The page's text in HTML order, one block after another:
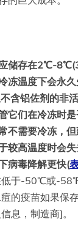
储存在2℃-8℃
冻温度下会永
含铝佐剂的非
它们在冷冻时
不需要冷冻，
较高温度时会
病毒降解更快(
低于-50℃或-
的疫苗如果保
息，制造商]。